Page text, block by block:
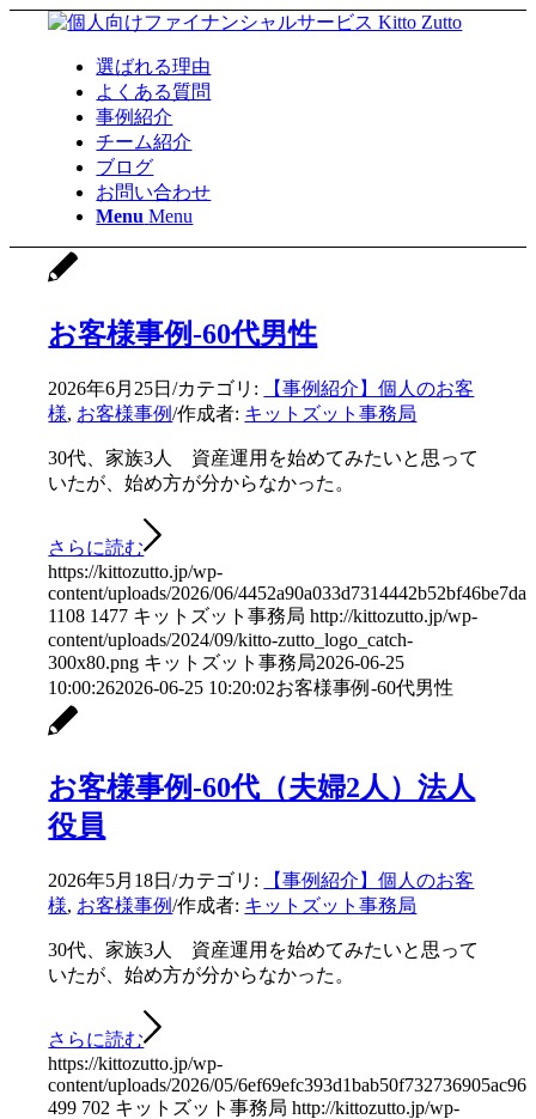
選ばれる理由
よくある質問
事例紹介
チーム紹介
ブログ
お問い合わせ
Menu Menu
お客様事例-60代男性
2026年6月25日/カテゴリ:
【事例紹介】個人のお客
様, お客様事例/作成者: キットズット事務局
30代、家族3人 資産運用を始めてみたいと思って
いたが、始め方が分からなかった。
さらに読む
https://kittozutto.jp/wp-
content/uploads/2026/06/
1108 1477 キットズット事務局 http://kittozutto.jp/wp-
content/uploads/2024/09/kitto-zutto_logo_catch-
300x80.png キットズット事務局2026-06-25
10:00:262026-06-25 10:20:02お客様事例-60代男性
お客様事例-60代（夫婦2人）法人
役員
2026年5月18日/カテゴリ:
【事例紹介】個人のお客
様, お客様事例/作成者: キットズット事務局
30代、家族3人 資産運用を始めてみたいと思って
いたが、始め方が分からなかった。
さらに読む
https://kittozutto.jp/wp-
content/uploads/2026/05/
499 702 キットズット事務局 http://kittozutto.jp/wp-